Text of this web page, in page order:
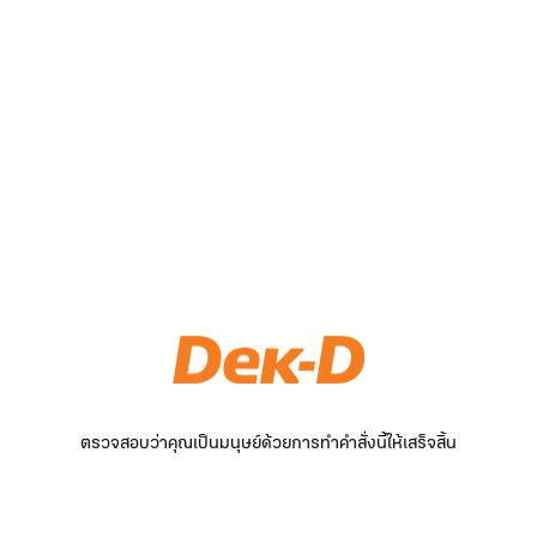
ตรวจสอบว่าคุณเป็นมนุษย์ด้วยการทำคำสั่งนี้ให้เสร็จสิ้น